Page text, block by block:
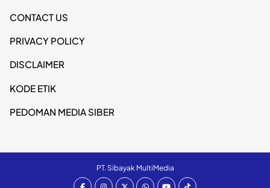
CONTACT US
PRIVACY POLICY
DISCLAIMER
KODE ETIK
PEDOMAN MEDIA SIBER
PT. Sibayak MultiMedia